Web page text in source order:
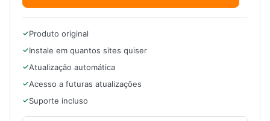
Produto original
Instale em quantos sites quiser
Atualização automática
Acesso a futuras atualizações
Suporte incluso